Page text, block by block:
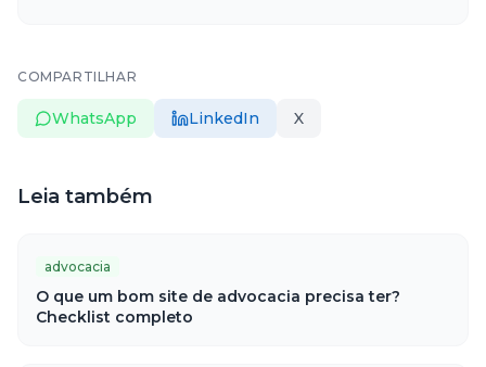
COMPARTILHAR
WhatsApp LinkedIn X
Leia também
advocacia
O que um bom site de advocacia precisa ter?
Checklist completo